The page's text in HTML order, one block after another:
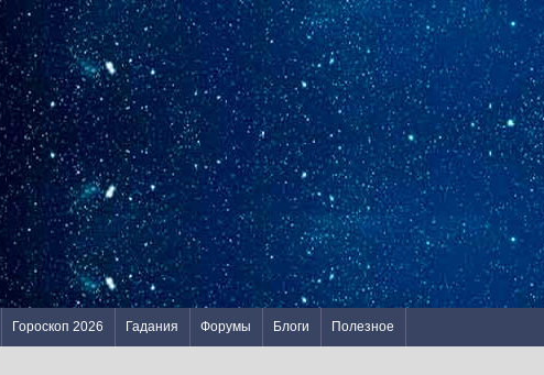
Гороскоп 2026 Гадания Форумы Блоги Полезное